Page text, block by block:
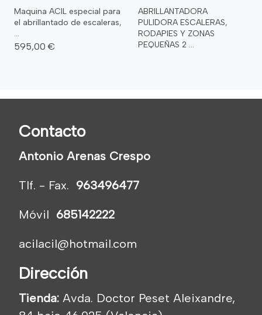
Maquina ACIL especial para
el abrillantado de escaleras,
...
595,00 €
ABRILLANTADORA
PULIDORA ESCALERAS,
RODAPIES Y ZONAS
PEQUEÑAS 2 ...
Contacto
Antonio Arenas Crespo
Tlf. - Fax. 963496477
Móvil 685142222
acilacil@hotmail.com
Dirección
Tienda: Avda. Doctor Peset Aleixandre,